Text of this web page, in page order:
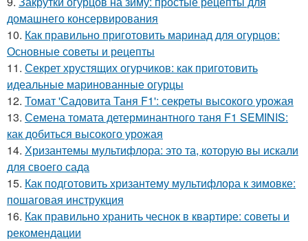
домашнего консервирования
10. Как правильно приготовить маринад для огурцов:
Основные советы и рецепты
11. Секрет хрустящих огурчиков: как приготовить
идеальные маринованные огурцы
12. Томат 'Садовита Таня F1': секреты высокого урожая
13. Семена томата детерминантного таня F1 SEMINIS:
как добиться высокого урожая
14. Хризантемы мультифлора: это та, которую вы искали
для своего сада
15. Как подготовить хризантему мультифлора к зимовке:
пошаговая инструкция
16. Как правильно хранить чеснок в квартире: советы и
рекомендации